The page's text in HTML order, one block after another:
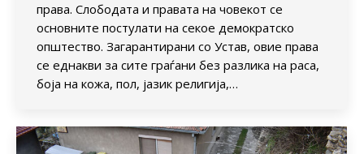
права. Слободата и правата на човекот се
основните постулати на секое демократско
општество. Загарантирани со Устав, овие права
се еднакви за сите граѓани без разлика на раса,
боја на кожа, пол, јазик религија,…